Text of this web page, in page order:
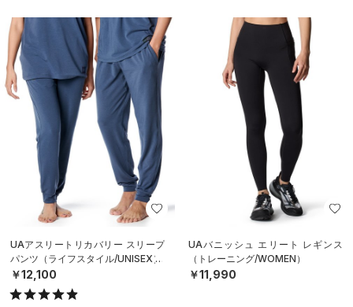
UAアスリートリカバリー スリープ
パンツ（ライフスタイル/UNISEX）
￥12,100
UAバニッシュ エリート レギンス
（トレーニング/WOMEN）
￥11,990